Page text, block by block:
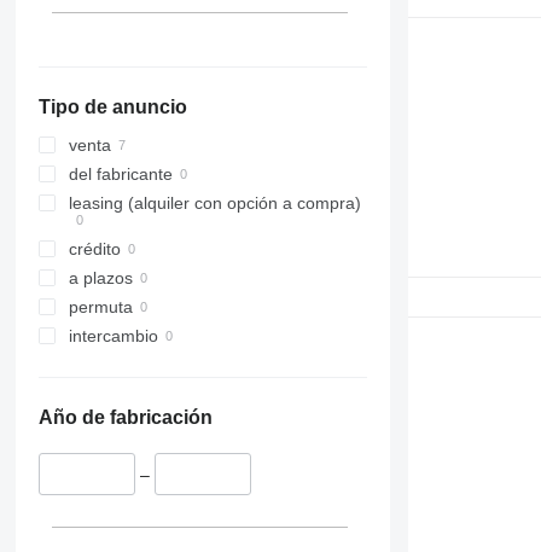
IT
Tipo de anuncio
venta
del fabricante
leasing (alquiler con opción a compra)
crédito
a plazos
permuta
intercambio
Año de fabricación
–